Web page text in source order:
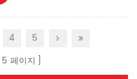
타진음이 조용하며, 부드럽고
있습니다. 5. 전기 절연성이 우
4
5
5 페이지